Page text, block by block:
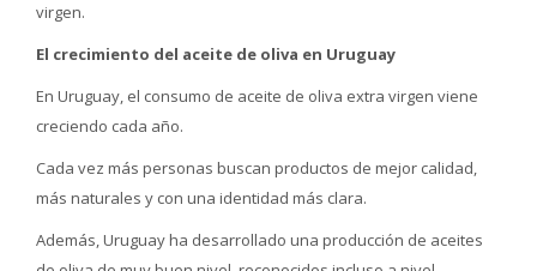
virgen.
El crecimiento del aceite de oliva en Uruguay
En Uruguay, el consumo de aceite de oliva extra virgen viene
creciendo cada año.
Cada vez más personas buscan productos de mejor calidad,
más naturales y con una identidad más clara.
Además, Uruguay ha desarrollado una producción de aceites